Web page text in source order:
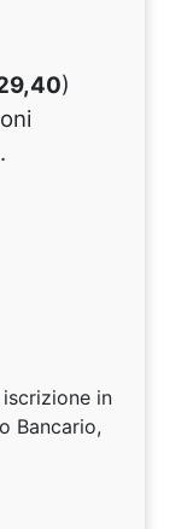
)
in
Bancario,